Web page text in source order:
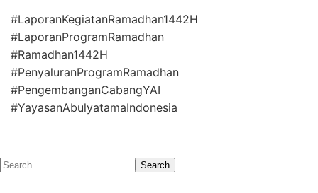
#LaporanKegiatanRamadhan1442H
#LaporanProgramRamadhan
#Ramadhan1442H
#PenyaluranProgramRamadhan
#PengembanganCabangYAI
#YayasanAbulyatamaIndonesia
Search